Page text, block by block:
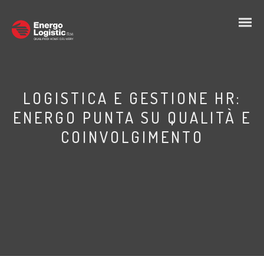
LOGISTICA E GESTIONE HR:
ENERGO PUNTA SU QUALITÀ E
COINVOLGIMENTO